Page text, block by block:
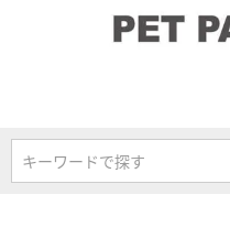
キーワードで探す